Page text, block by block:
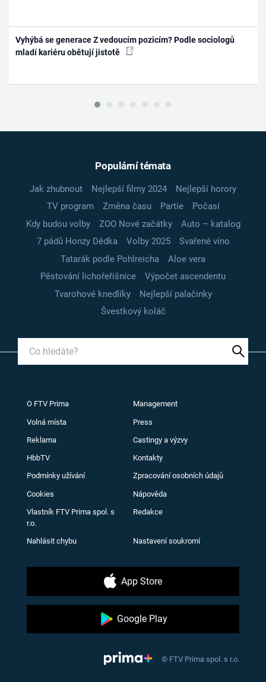
Vyhýbá se generace Z vedoucím pozicím? Podle sociologů
mladí kariéru obětují jistotě
Populární témata
Jak zhubnout Nejlepší filmy 2024
Nejlepší horory
TV program
Změna času Partie
Počasí
Kdy budou volby
ZOO Nové začátky
Auto – katalog
7 pádů Honzy Dědka
Volby 2025
Svařené víno
Tatarák podle Pohlreicha
Aloe vera
Pěstování lichořeřišnice
Výpočet ascendentu
Tvarohové knedlíky
Nejlepší palačinky
Švestkový koláč
O FTV Prima Management
Volná místa Press
Reklama Castingy a výzvy
HbbTV Kontakty
Podmínky užívání Zpracování osobních údajů
Cookies Nápověda
Vlastník FTV Prima spol. s
r.o.
Redakce
Nahlásit chybu Nastavení soukromí
App Store
Google Play
© FTV Prima spol. s r.o.